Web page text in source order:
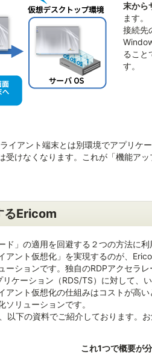
末から
ます。
接続先
ること
す。
イアント端末とは別環境でアプリケ
受けなくなります。これが「機能ア
るEricom
ド」の適用を回避する２つの方法に
アント仮想化」を実現するのが、
ーションです。独自のRDPアクセラ
ケーション（RDS/TS）に対して、
アント仮想化の仕組みはコストが高
ソリューションです。
以下の資料でご紹介しております。
これ1つで概要が